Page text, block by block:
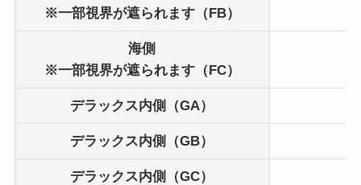
※一部視界が遮られます（FB）
海側
※一部視界が遮られます（FC）
デラックス内側（GA）
デラックス内側（GB）
デラックス内側（GC）